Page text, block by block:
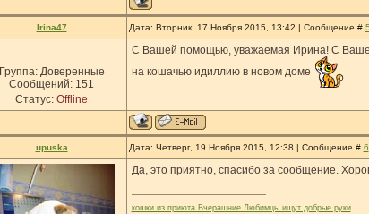
Irina47 Дата: Вторник, 17 Ноября 2015, 13:42 | Сообщение # 5
Доверенные
Сообщений: 151
Статус: Offline
C Вашей помощью, уважаемая Ирина! С
на кошачью идиллию в новом доме
upuska Дата: Четверг, 19 Ноября 2015, 12:38 | Сообщение # 6
Да, это приятно, спасибо за сообщение.
кошки из приюта Вчерашние Любимцы ищут добрые руки